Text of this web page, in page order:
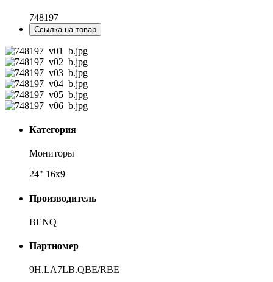
748197
Ссылка на товар
Категория
Мониторы
24" 16x9
Производитель
BENQ
Партномер
9H.LA7LB.QBE/RBE